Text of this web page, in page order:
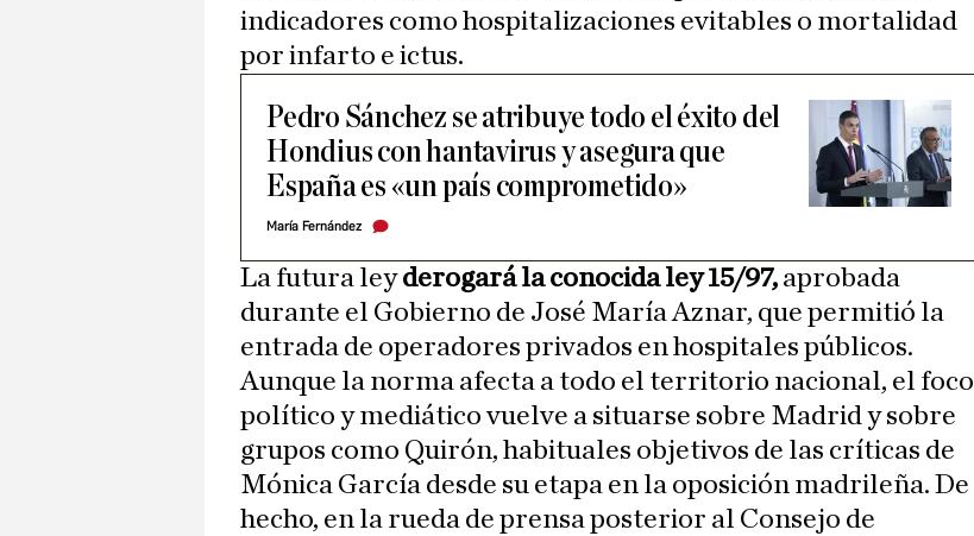
indicadores como hospitalizaciones evitables o mortalidad
por infarto e ictus.
Pedro Sánchez se atribuye todo el éxito del
Hondius con hantavirus y asegura que
España es «un país comprometido»
María Fernández
La futura leyderogará la conocida ley 15/97, aprobada
durante el Gobierno de José María Aznar, que permitió la
entrada de operadores privados en hospitales públicos.
Aunque la norma afecta a todo el territorio nacional, el foco
político y mediático vuelve a situarse sobre Madrid y sobre
grupos como Quirón, habituales objetivos de las críticas de
Mónica García desde su etapa en la oposición madrileña. De
hecho, en la rueda de prensa posterior al Consejo de